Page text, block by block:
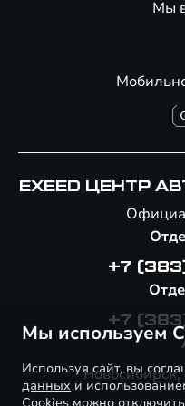
Мы
EXEED ЦЕНТР
+7
+7
Мы используем
Используя сайт, вы
данных и